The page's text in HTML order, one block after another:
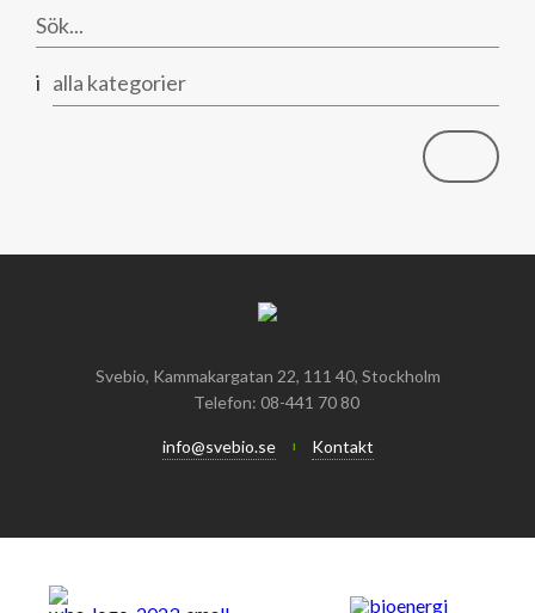
i alla kategorier
Svebio, Kammakargatan 22, 111 40, Stockholm
Telefon: 08-441 70 80
info@svebio.se Kontakt